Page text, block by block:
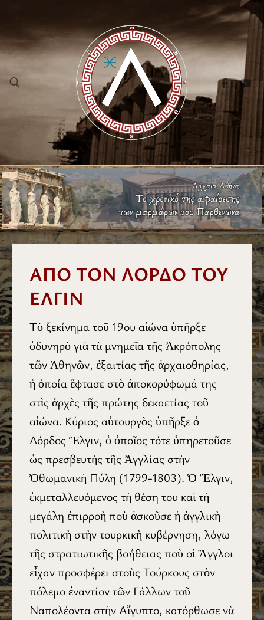
ΑΠΟ ΤΟΝ ΛΟΡΔΟ ΤΟΥ
ΕΛΓΙΝ
Τὸ ξεκίνημα τοῦ 19ου αἰώνα ὑπῆρξε
ὀδυνηρὸ γιὰ τὰ μνημεῖα τῆς Ἀκρόπολης
τῶν Ἀθηνῶν, ἐξαιτίας τῆς ἀρχαιοθηρίας,
ἡ ὁποία ἔφτασε στὸ ἀποκορύφωμά της
στὶς ἀρχὲς τῆς πρώτης δεκαετίας τοῦ
αἰώνα. Κύριος αὐτουργὸς ὑπῆρξε ὁ
Λόρδος Ἔλγιν, ὁ ὁποῖος τότε ὑπηρετοῦσε
ὡς πρεσβευτὴς τῆς Ἀγγλίας στὴν
Ὀθωμανικὴ Πύλη (1799-1803). Ὁ Ἔλγιν,
ἐκμεταλλευόμενος τὴ θέση του καὶ τὴ
μεγάλη ἐπιρροὴ ποὺ ἀσκοῦσε ἡ ἀγγλικὴ
πολιτικὴ στὴν τουρκικὴ κυβέρνηση, λόγω
τῆς στρατιωτικῆς βοήθειας ποὺ οἱ Ἄγγλοι
εἶχαν προσφέρει στοὺς Τούρκους στὸν
πόλεμο ἐναντίον τῶν Γάλλων τοῦ
Ναπολέοντα στὴν Αἴγυπτο, κατόρθωσε νὰ